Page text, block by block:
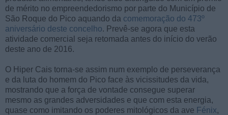
de mérito no empreendedorismo por parte do Município de
São Roque do Pico aquando da comemoração do 473º
aniversário deste concelho. Prevê-se agora que esta
atividade comercial seja retomada antes do início do verão
deste ano de 2016.
O Hiper Cais torna-se assim num exemplo de perseverança
e da luta do homem do Pico face às vicissitudes da vida,
mostrando que a força de vontade consegue superar
mesmo as grandes adversidades e que com esta energia,
quase como imitando os poderes mitológicos da ave Fénix,